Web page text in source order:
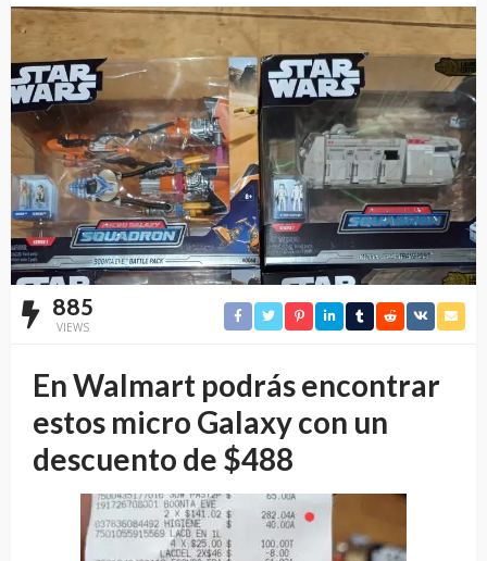
885
VIEWS
En Walmart podrás encontrar
estos micro Galaxy con un
descuento de $488